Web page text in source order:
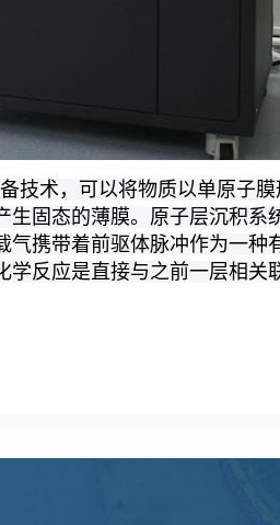
术，可以将物质以单原子
固态的薄膜。原子层沉积系
携带着前驱体脉冲作为一种
反应是直接与之前一层相关